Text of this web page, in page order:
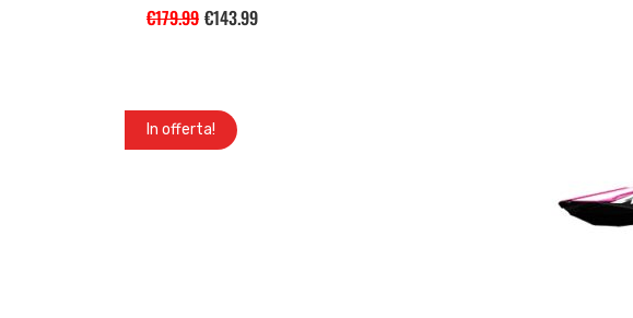
€179.99 €143.99
In offerta!